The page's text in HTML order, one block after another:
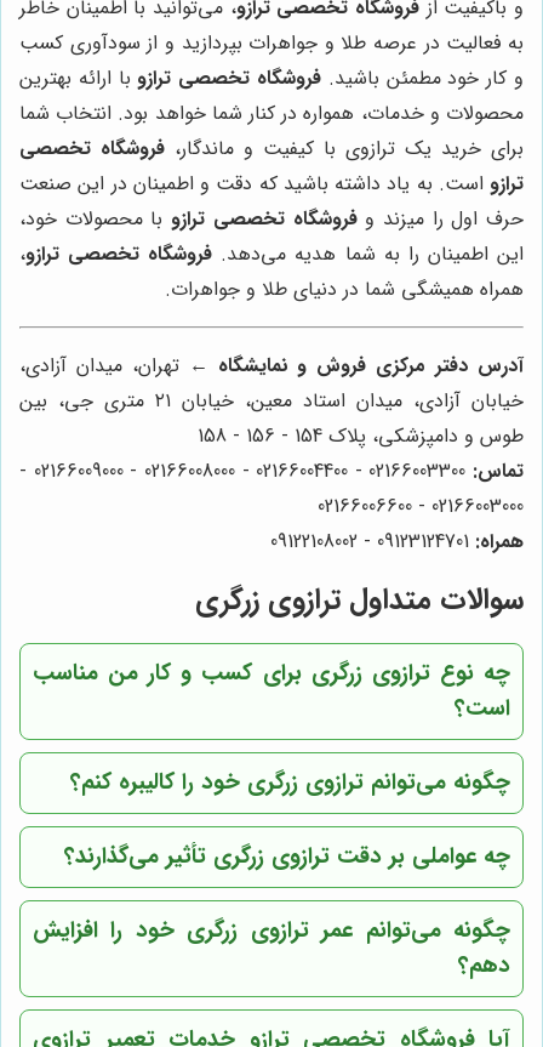
و باکیفیت از فروشگاه تخصصی ترازو، می‌توانید با اطمینان خاطر
به فعالیت در عرصه طلا و جواهرات بپردازید و از سودآوری کسب
و کار خود مطمئن باشید. فروشگاه تخصصی ترازوبا ارائه بهترین
محصولات و خدمات، همواره در کنار شما خواهد بود. انتخاب شما
برای خرید یک ترازوی با کیفیت و ماندگار، فروشگاه تخصصی
ترازو است. به یاد داشته باشید که دقت و اطمینان در این صنعت
حرف اول را میزند وفروشگاه تخصصی ترازوبا محصولات خود،
این اطمینان را به شما هدیه می‌دهد. فروشگاه تخصصی ترازو،
همراه همیشگی شما در دنیای طلا و جواهرات.
آدرس دفتر مرکزی فروش و نمایشگاه ← تهران، میدان آزادی،
خیابان آزادی، میدان استاد معین، خیابان ۲۱ متری جی، بین
طوس و دامپزشکی، پلاک 154 - 156 - 158
تماس:
02166003300 - 02166004400 - 02166008000 - 02166009000 -
02166003000 - 02166006600
همراه:
سوالات متداول ترازوی زرگری
چه نوع ترازوی زرگری برای کسب و کار من مناسب
است؟
چگونه می‌توانم ترازوی زرگری خود را کالیبره کنم؟
چه عواملی بر دقت ترازوی زرگری تأثیر می‌گذارند؟
چگونه می‌توانم عمر ترازوی زرگری خود را افزایش
دهم؟
آیا فروشگاه تخصصی ترازو خدمات تعمیر ترازوی